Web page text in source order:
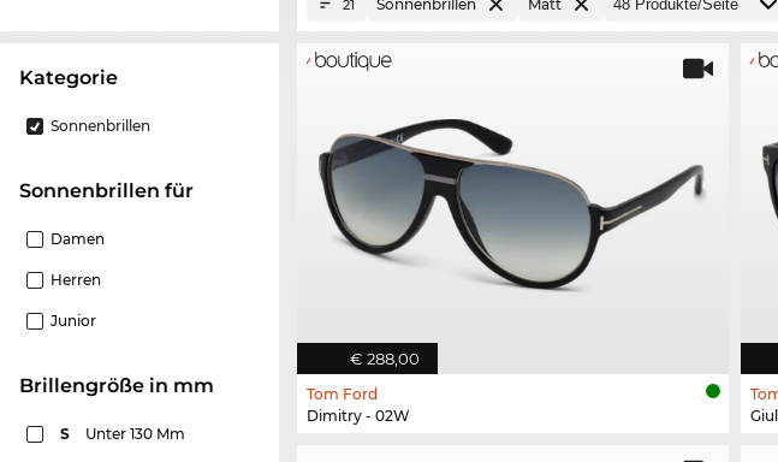
Kategorie
Sonnenbrillen
Sonnenbrillen für
Damen
Herren
Junior
Brillengröße in mm
S Unter 130 Mm
21 Sonnenbrillen Matt
€ 288,00
Tom Ford
Dimitry - 02W